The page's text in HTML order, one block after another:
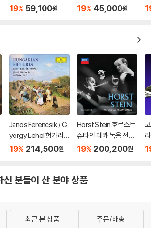
재즈 모음곡, 협주곡 (S
19% 59,100원
Smooth & Relaxing
19% 45,000원
Janos Ferencsik / G
yorgy Lehel 헝가리
음악 선집 (Hungarian
19% 214,500원
Horst Stein 호르스트
슈타인 데카 녹음 전집
(The Decca Recordi
19% 200,200원
신 분들이 산 분야 상품
최근 본 상품 주문/배송